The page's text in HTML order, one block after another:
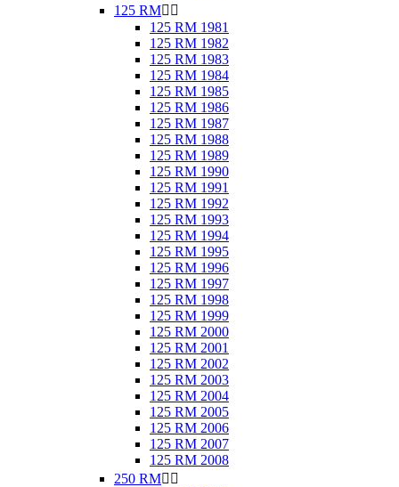
125 RM 
125 RM 1981
125 RM 1982
125 RM 1983
125 RM 1984
125 RM 1985
125 RM 1986
125 RM 1987
125 RM 1988
125 RM 1989
125 RM 1990
125 RM 1991
125 RM 1992
125 RM 1993
125 RM 1994
125 RM 1995
125 RM 1996
125 RM 1997
125 RM 1998
125 RM 1999
125 RM 2000
125 RM 2001
125 RM 2002
125 RM 2003
125 RM 2004
125 RM 2005
125 RM 2006
125 RM 2007
125 RM 2008
250 RM 